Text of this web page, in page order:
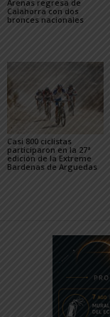
Arenas regresa de
Calahorra con dos
bronces nacionales
Casi 800 ciclistas
participaron en la 27ª
edición de la Extreme
Bardenas de Arguedas